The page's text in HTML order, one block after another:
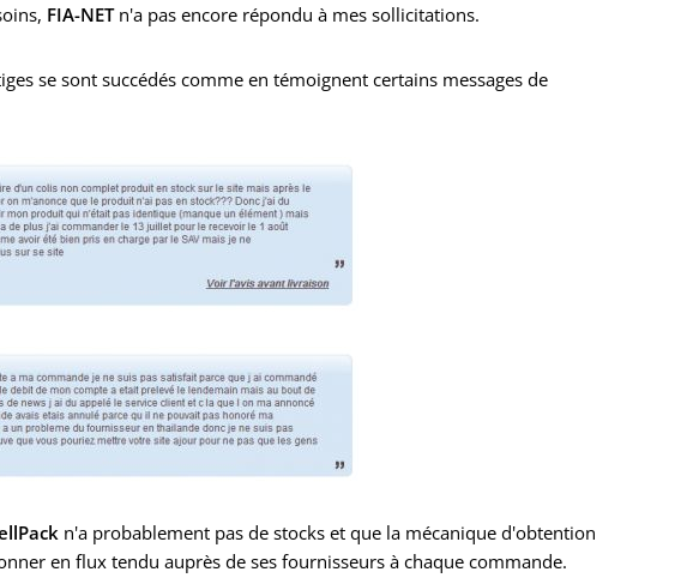
FIA-NETn'a pas encore répondu à mes sollicitations.
se sont succédés comme en témoignent certains messages de
n'a probablement pas de stocks et que la mécanique d'obtention
en flux tendu auprès de ses fournisseurs à chaque commande.